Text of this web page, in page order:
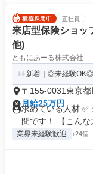
正社員
来店型保険ショッ
他)
ともにあーる株式会社
新着｜◎未経験OK◎
〒155-0031東京都
月給25万円
求めている人材
問です！ 【こんな
業界未経験歓迎 +24個